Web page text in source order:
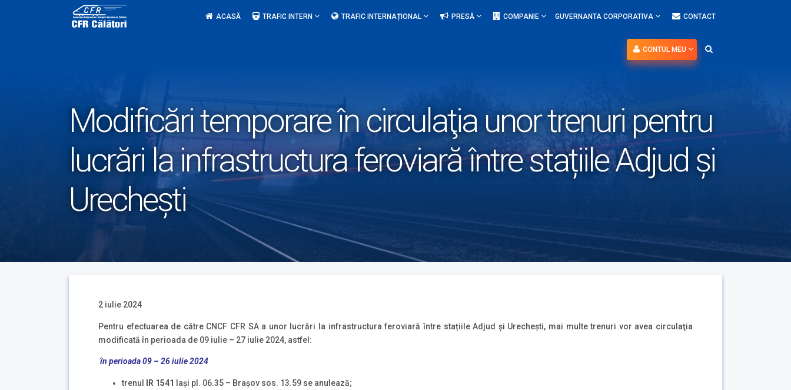
ACASĂ TRAFIC INTERN TRAFIC INTERNAȚIONAL PRESĂ COMPANIE GUVERNANTA CORPORATIVA CONTACT
CONTUL MEU
Modificări temporare în circulaţia unor trenuri pentru
lucrări la infrastructura feroviară între stațiile Adjud și
Urechești
2 iulie 2024
Pentru efectuarea de către CNCF CFR SA a unor lucrări la infrastructura feroviară între stațiile Adjud și Urechești, mai multe trenuri vor avea circulaţia
modificată în perioada de 09 iulie – 27 iulie 2024, astfel:
în perioada09 – 26 iulie 2024
trenul IR 1541 Iași pl. 06.35 – Braşov sos. 13.59 se anulează;